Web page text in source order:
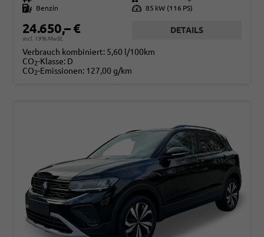
Kraftstoff
Benzin Leistung 85 kW (116 PS)
24.650,– €
incl. 19% MwSt.
DETAILS
Verbrauch kombiniert: 5,60 l/100km
CO2-Klasse: D
CO2-Emissionen: 127,00 g/km